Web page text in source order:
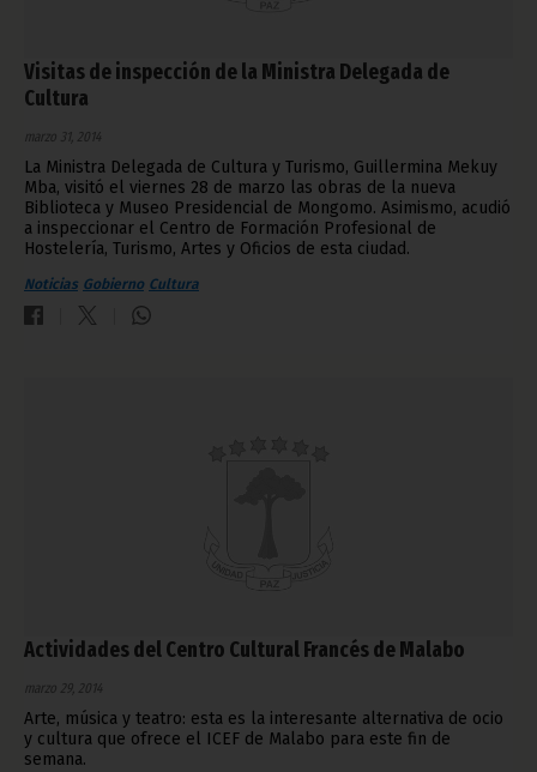
Visitas de inspección de la Ministra Delegada de
Cultura
marzo 31, 2014
La Ministra Delegada de Cultura y Turismo, Guillermina Mekuy
Mba, visitó el viernes 28 de marzo las obras de la nueva
Biblioteca y Museo Presidencial de Mongomo. Asimismo, acudió
a inspeccionar el Centro de Formación Profesional de
Hostelería, Turismo, Artes y Oficios de esta ciudad.
Noticias Gobierno Cultura
Actividades del Centro Cultural Francés de Malabo
marzo 29, 2014
Arte, música y teatro: esta es la interesante alternativa de ocio
y cultura que ofrece el ICEF de Malabo para este fin de
semana.